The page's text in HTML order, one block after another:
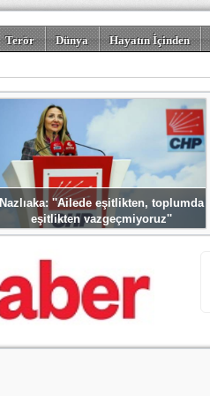
Terör Dünya Hayatın İçinden
Nazlıaka: ''Ailede eşitlikten, toplumda
eşitlikten vazgeçmiyoruz''